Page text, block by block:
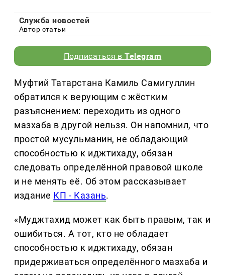
Служба новостей
Автор статьи
Подписаться вTelegram
Муфтий Татарстана Камиль Самигуллин
обратился к верующим с жёстким
разъяснением: переходить из одного
мазхаба в другой нельзя. Он напомнил, что
простой мусульманин, не обладающий
способностью к иджтихаду, обязан
следовать определённой правовой школе
и не менять её. Об этом рассказывает
издание КП - Казань.
«Муджтахид может как быть правым, так и
ошибиться. А тот, кто не обладает
способностью к иджтихаду, обязан
придерживаться определённого мазхаба и